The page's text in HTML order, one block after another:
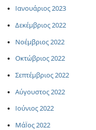
Ιανουάριος 2023
Δεκέμβριος 2022
Νοέμβριος 2022
Οκτώβριος 2022
Σεπτέμβριος 2022
Αύγουστος 2022
Ιούνιος 2022
ΜάΪος 2022